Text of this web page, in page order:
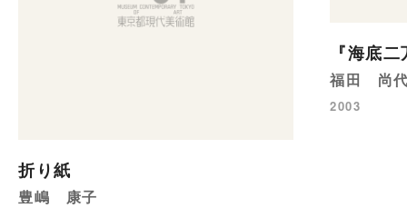
折り紙
豊嶋 康子
『海底
福田 尚
2003